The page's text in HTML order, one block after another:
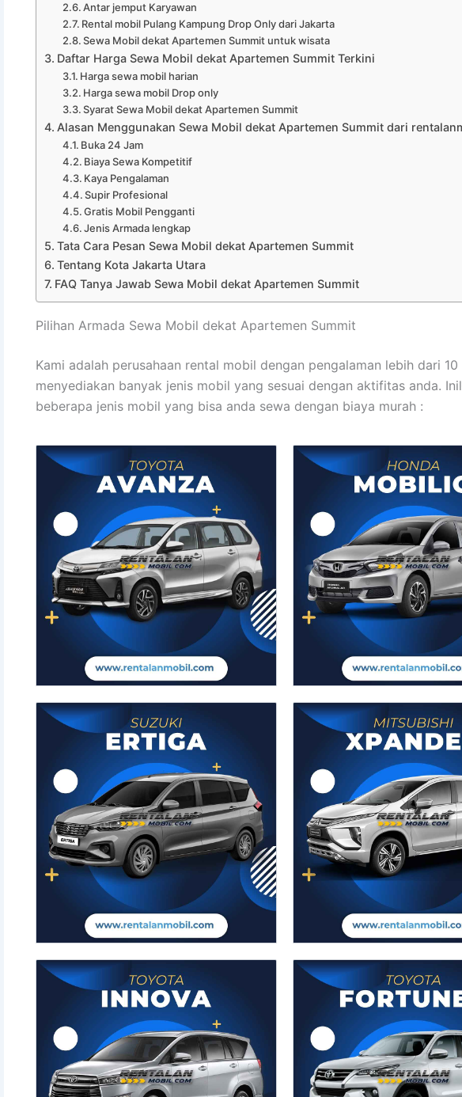
Antar jemput Karyawan
Rental mobil Pulang Kampung Drop Only dari Jakarta
Sewa Mobil dekat Apartemen Summit untuk wisata
Daftar Harga Sewa Mobil dekat Apartemen Summit Terkini
Harga sewa mobil harian
Harga sewa mobil Drop only
Syarat Sewa Mobil dekat Apartemen Summit
Alasan Menggunakan Sewa Mobil dekat Apartemen Summit dari
Buka 24 Jam
Biaya Sewa Kompetitif
Kaya Pengalaman
Supir Profesional
Gratis Mobil Pengganti
Jenis Armada lengkap
Tata Cara Pesan Sewa Mobil dekat Apartemen Summit
Tentang Kota Jakarta Utara
FAQ Tanya Jawab Sewa Mobil dekat Apartemen Summit
Pilihan Armada Sewa Mobil dekat Apartemen Summit
Kami adalah perusahaan rental mobil dengan pengalaman lebih dari 10
menyediakan banyak jenis mobil yang sesuai dengan aktifitas anda.
beberapa jenis mobil yang bisa anda sewa dengan biaya murah :